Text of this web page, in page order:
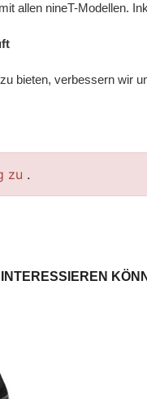
allen nineT-Modellen.
bieten, verbessern wir
zu .